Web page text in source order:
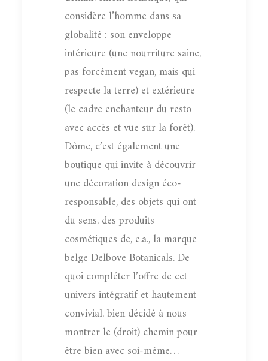
considère l’homme dans sa
globalité : son enveloppe
intérieure (une nourriture saine,
pas forcément vegan, mais qui
respecte la terre) et extérieure
(le cadre enchanteur du resto
avec accès et vue sur la forêt).
Dôme, c’est également une
boutique qui invite à découvrir
une décoration design éco-
responsable, des objets qui ont
du sens, des produits
cosmétiques de, e.a., la marque
belge Delbove Botanicals. De
quoi compléter l’offre de cet
univers intégratif et hautement
convivial, bien décidé à nous
montrer le (droit) chemin pour
être bien avec soi-même…